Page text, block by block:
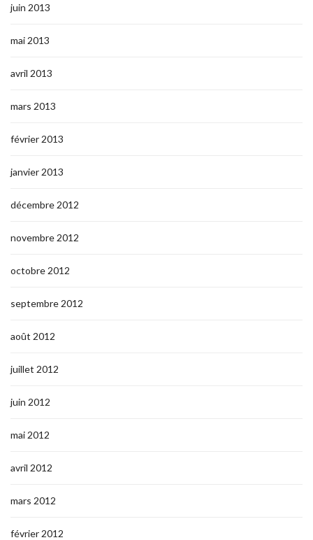
juin 2013
mai 2013
avril 2013
mars 2013
février 2013
janvier 2013
décembre 2012
novembre 2012
octobre 2012
septembre 2012
août 2012
juillet 2012
juin 2012
mai 2012
avril 2012
mars 2012
février 2012